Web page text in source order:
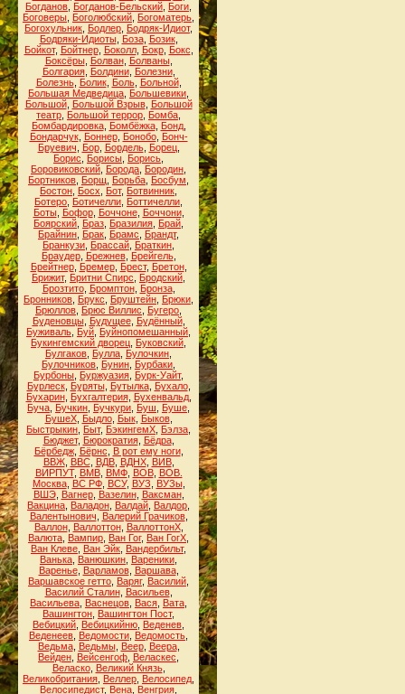
Богданов Богданов-Бельский Боги
Боговеры Боголюбский Богоматерь
Богохульник Бодлер Бодряк-Идиот,
Бодряки-Идиоты, Боза, Бозик,
Бойкот, Бойтнер, Боколл, Бокр, Бокс
Боксёры, Болван, Болваны,
Болгария, Болдини, Болезни,
Болезнь, Болик, Боль, Больной,
Большая Медведица Большевики
Большой, Большой Взрыв, Большой
театр Большой террор Бомба
Бомбардировка, Бомбёжка, Бонд,
Бондарчук, Боннер, Бонобо, Бонч-
Бруевич
Бор, Бордель, Борец,
Борис
Борисы Борись
Боровиковский Борода Бородин
Бортников Борщ Борьба Босбум
Бостон Босх Бот, Ботвинник
Ботеро Ботичелли Боттичелли
Боты, Бофор, Боччоне, Боччони,
Боярский Браз Бразилия Брай
Брайнин Брак Брамс Брандт,
Бранкузи Брассай Браткин
Браудер, Брежнев, Брейгель,
Брейтнер, Бремер, Брест, Бретон,
Брижит, Бритни Спирс Бродский
Брозтито, Бромптон, Бронза,
Бронников Брукс Бруштейн Брюки
Брюллов Брюс Виллис Бугеро
Буденовцы, Будущее, Будённый,
Буживаль Буй Буйнопомешанный
Букингемский дворец Буковский
Булгаков Булла Булочкин
Булочников Бунин Бурбаки
Бурбоны Буржуазия Бурк-Уайт,
Бурлеск, Буряты, Бутылка, Бухало,
Бухарин, Бухгалтерия, Бухенвальд,
Буча Бучкин Бучкури Буш Буше
БушеХ, Быдло, Бык, Быков,
Быстрыкин Быт, БэкингемХ Бэлза
Бюджет, Бюрократия, Бёдра,
Бёрбедж, Бёрнс В рот ему ноги,
ВВЖ, ВВС, ВДВ, ВДНХ, ВИВ,
ВИРПУТ, ВМВ, ВМФ, ВОВ, ВОВ.
Москва, ВС РФ, ВСУ, ВУЗ ВУЗы,
ВШЭ, Вагнер, Вазелин, Ваксман,
Вакцина Валадон Валдай Валдор
Валентынович
Валерий Грачиков,
Валлон, Валлоттон, ВаллоттонХ,
Валюта Вампир Ван Гог, Ван ГогХ
Ван Клеве Ван Эйк Вандербильт,
Ванька Ванюшкин Вареники
Варенье, Варламов, Варшава,
Варшавское гетто Варяг, Василий
Василий Сталин, Васильев,
Васильева Васнецов Вася Вата
Вашингтон Вашингтон Пост,
Вебицкий Вебицкийню Веденев
Веденеев Ведомости Ведомость
Ведьма, Ведьмы, Веер, Веера,
Вейден Вейсенгоф Веласкес
Веласко, Великий Князь,
Великобритания Веллер Велосипед
Велосипедист, Вена Венгрия